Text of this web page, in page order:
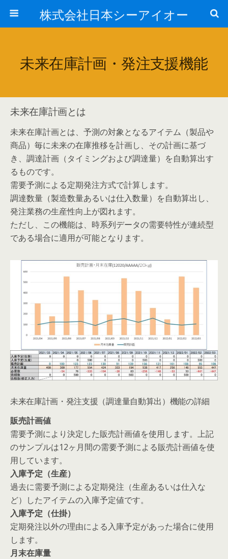
株式会社日本シーアイオー
未来在庫計画・発注支援機能
未来在庫計画とは
未来在庫計画とは、予測の対象となるアイテム（製品や
商品）毎に未来の在庫推移を計画し、その計画に基づ
き、調達計画（タイミングおよび調達量）を自動算出す
るものです。
需要予測による定期発注方式で計算します。
調達数量（製造数量あるいは仕入数量）を自動算出し、
発注業務の生産性向上が図れます。
ただし、この機能は、時系列データの需要特性が連続型
である場合に適用が可能となります。
未来在庫計画・発注支援（調達量自動算出）機能の詳細
販売計画値
需要予測により決定した販売計画値を使用します。上記
のサンプルは12ヶ月間の需要予測による販売計画値を使
用しています。
入庫予定（生産）
過去に需要予測による定期発注（生産あるいは仕入な
ど）したアイテムの入庫予定値です。
入庫予定（仕掛）
定期発注以外の理由による入庫予定があった場合に使用
します。
月末在庫量